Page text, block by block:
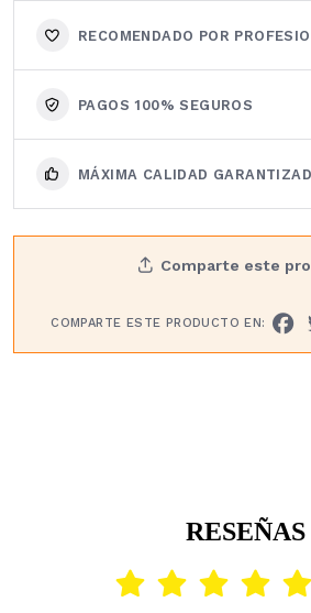
RECOMENDADO POR
PAGOS 100% SEGUROS
MÁXIMA CALIDAD
Comparte este
COMPARTE ESTE PRODUCTO EN:
RESEÑAS